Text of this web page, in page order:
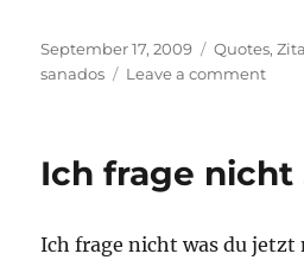
Posted
on
September 17, 2009 Categories
Quotes,
sanados
Leave a commenton
Ich frage nicht
Ich frage nicht was du jetzt